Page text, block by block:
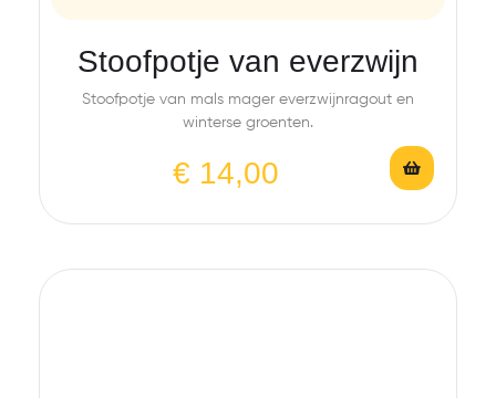
Stoofpotje van everzwijn
Stoofpotje van mals mager everzwijnragout en
winterse groenten.
€ 14,00